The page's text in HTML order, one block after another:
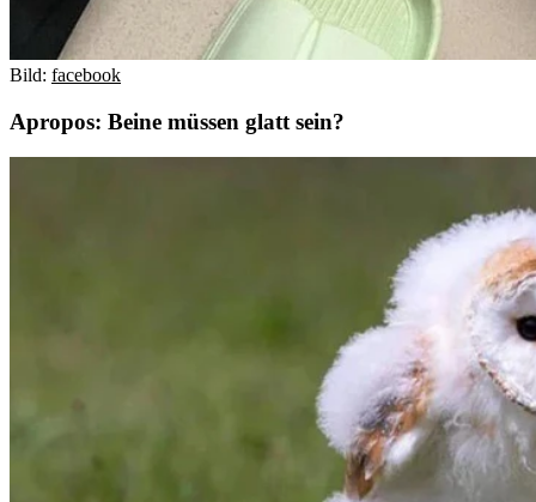
Bild: facebook
Apropos: Beine müssen glatt sein?